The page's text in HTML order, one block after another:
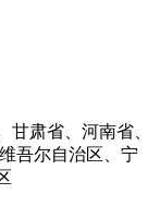
肃省、河南省、
吾尔自治区、宁